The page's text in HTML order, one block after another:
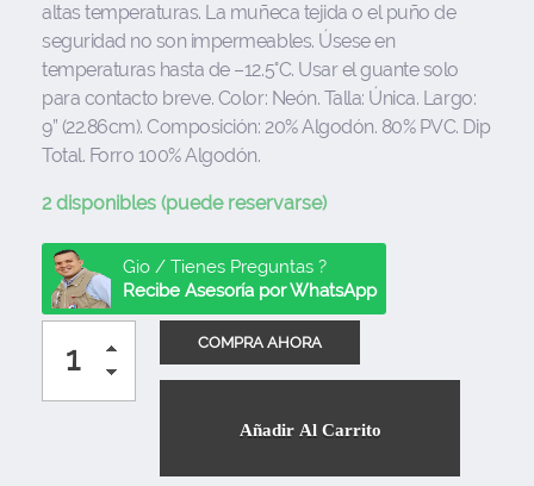
altas temperaturas. La muñeca tejida o el puño de
seguridad no son impermeables. Úsese en
temperaturas hasta de –12.5°C. Usar el guante solo
para contacto breve. Color: Neón. Talla: Única. Largo:
9” (22.86cm). Composición: 20% Algodón. 80% PVC. Dip
Total. Forro 100% Algodón.
2 disponibles (puede reservarse)
Gio / Tienes Preguntas ?
Recibe Asesoría por WhatsApp
Añadir Al Carrito